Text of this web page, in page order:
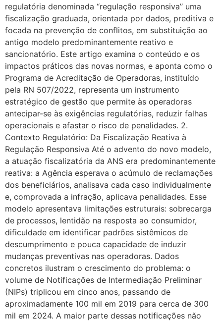
regulatória denominada “regulação responsiva’’ uma
fiscalização graduada, orientada por dados, preditiva e
focada na prevenção de conflitos, em substituição ao
antigo modelo predominantemente reativo e
sancionatório. Este artigo examina o conteúdo e os
impactos práticos das novas normas, e aponta como o
Programa de Acreditação de Operadoras, instituído
pela RN 507/2022, representa um instrumento
estratégico de gestão que permite às operadoras
antecipar-se às exigências regulatórias, reduzir falhas
operacionais e afastar o risco de penalidades. 2.
Contexto Regulatório: Da Fiscalização Reativa à
Regulação Responsiva Até o advento do novo modelo,
a atuação fiscalizatória da ANS era predominantemente
reativa: a Agência esperava o acúmulo de reclamações
dos beneficiários, analisava cada caso individualmente
e, comprovada a infração, aplicava penalidades. Esse
modelo apresentava limitações estruturais: sobrecarga
de processos, lentidão na resposta ao consumidor,
dificuldade em identificar padrões sistêmicos de
descumprimento e pouca capacidade de induzir
mudanças preventivas nas operadoras. Dados
concretos ilustram o crescimento do problema: o
volume de Notificações de Intermediação Preliminar
(NIPs) triplicou em cinco anos, passando de
aproximadamente 100 mil em 2019 para cerca de 300
mil em 2024. A maior parte dessas notificações não